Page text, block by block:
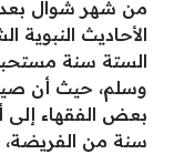
من شهر شوال
الأحاديث النبوية
الستة سنة
وسلم، حيث أن
بعض الفقهاء
سنة من الفريضة،